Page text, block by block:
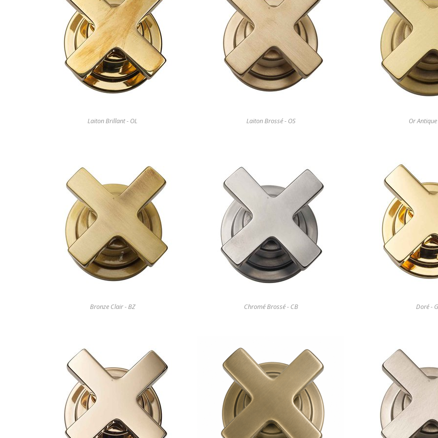
Laiton Brillant - OL Laiton Brossé - OS Or
Bronze Clair - BZ Chromé Brossé - CB Doré -